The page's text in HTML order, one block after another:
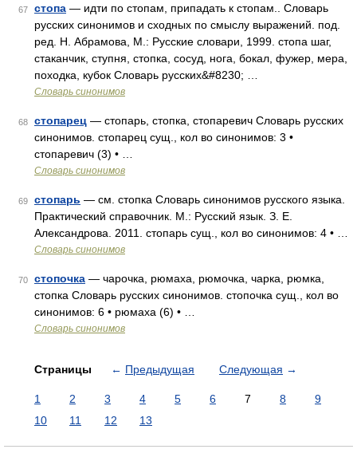
67 стопа — идти по стопам, припадать к стопам.. Словарь
русских синонимов и сходных по смыслу выражений. под.
ред. Н. Абрамова, М.: Русские словари, 1999. стопа шаг,
стаканчик, ступня, стопка, сосуд, нога, бокал, фужер, мера,
походка, кубок Словарь русских&#8230; …
Словарь синонимов
68 стопарец — стопарь, стопка, стопаревич Словарь русских
синонимов. стопарец сущ., кол во синонимов: 3 •
стопаревич (3) • …
Словарь синонимов
69 стопарь — см. стопка Словарь синонимов русского языка.
Практический справочник. М.: Русский язык. З. Е.
Александрова. 2011. стопарь сущ., кол во синонимов: 4 • …
Словарь синонимов
70 стопочка — чарочка, рюмаха, рюмочка, чарка, рюмка,
стопка Словарь русских синонимов. стопочка сущ., кол во
синонимов: 6 • рюмаха (6) • …
Словарь синонимов
Страницы ← Предыдущая Следующая →
1 2 3 4 5 6 7 8
9
10
11 12 13